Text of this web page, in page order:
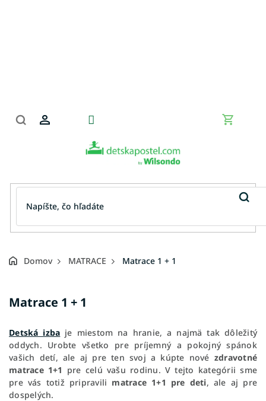
Domov MATRACE Matrace 1 + 1
Matrace 1 + 1
Detská izba je miestom na hranie, a najmä tak dôležitý
oddych. Urobte všetko pre príjemný a pokojný spánok
vašich detí, ale aj pre ten svoj a kúpte nové zdravotné
matrace 1+1 pre celú vašu rodinu. V tejto kategórii sme
pre vás totiž pripravili matrace 1+1 pre deti, ale aj pre
dospelých.